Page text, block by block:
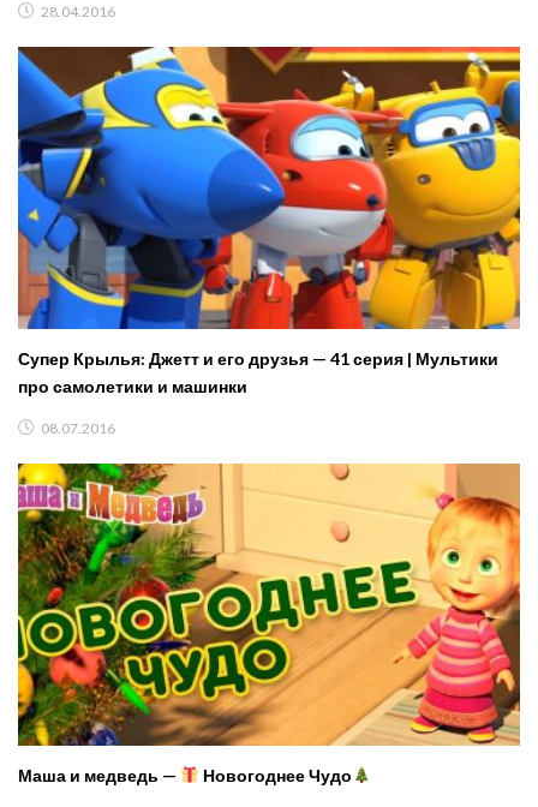
28.04.2016
Супер Крылья: Джетт и его друзья — 41 серия | Мультики
про самолетики и машинки
08.07.2016
Маша и медведь — Новогоднее Чудо